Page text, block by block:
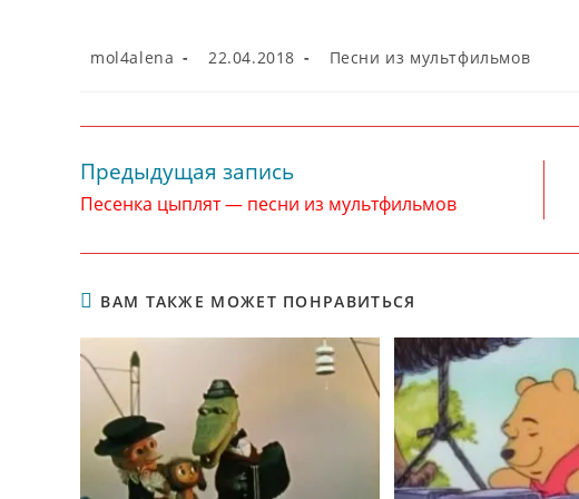
Автор
mol4alena
Запись
22.04.2018
Рубрика
Песни из мультфильмов
Читать
далее
статьи
Предыдущая запись
Песенка цыплят — песни из мультфильмов
ВАМ ТАКЖЕ МОЖЕТ ПОНРАВИТЬСЯ